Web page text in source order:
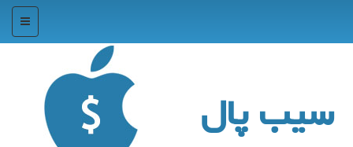
منو
سیب پال